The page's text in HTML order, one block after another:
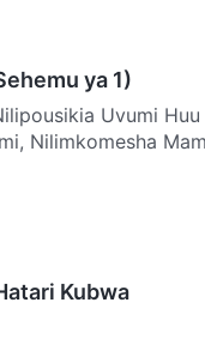
ya 1)
Kubwa